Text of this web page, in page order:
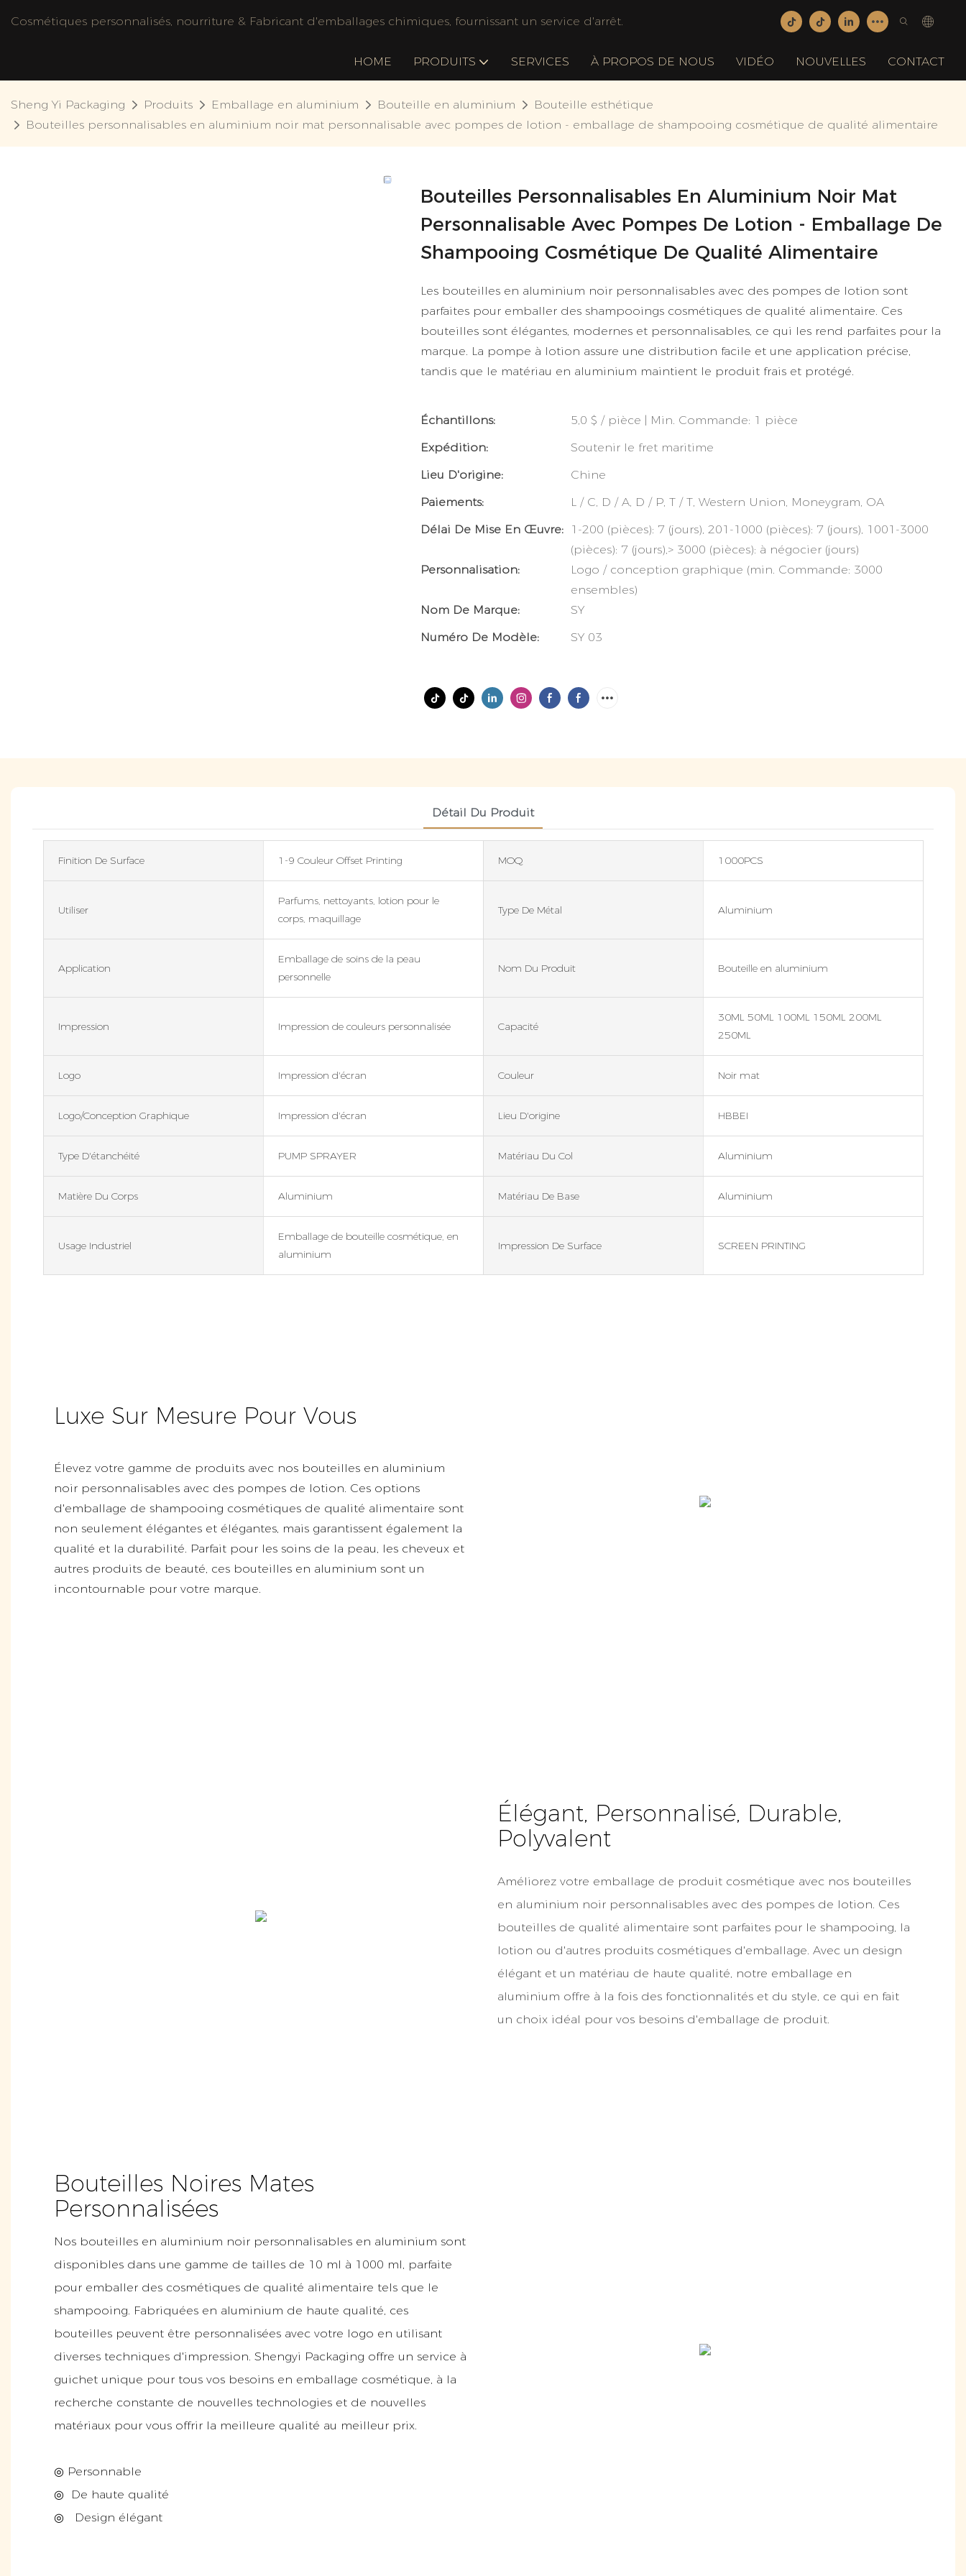
Cosmétiques personnalisés, nourriture & Fabricant d'emballages chimiques, fournissant un service d'arrêt.
HOME PRODUITS SERVICES À PROPOS DE NOUS VIDÉO NOUVELLES CONTACT
Sheng Yi Packaging Produits Emballage en aluminium Bouteille en aluminium
Bouteille esthétique
Bouteilles personnalisables en aluminium noir mat personnalisable avec pompes de lotion - emballage de shampooing cosmétique de qualité alimentaire
Bouteilles Personnalisables En Aluminium Noir Mat
Personnalisable Avec Pompes De Lotion - Emballage De
Shampooing Cosmétique De Qualité Alimentaire
Les bouteilles en aluminium noir personnalisables avec des pompes de lotion sont
parfaites pour emballer des shampooings cosmétiques de qualité alimentaire. Ces
bouteilles sont élégantes, modernes et personnalisables, ce qui les rend parfaites pour la
marque. La pompe à lotion assure une distribution facile et une application précise,
tandis que le matériau en aluminium maintient le produit frais et protégé.
Échantillons:
5,0 $ / pièce | Min. Commande: 1 pièce
Expédition:
Soutenir le fret maritime
Lieu D'origine:
Chine
Paiements:
L / C, D / A, D / P, T / T, Western Union, Moneygram, OA
Délai De Mise En Œuvre:
1-200 (pièces): 7 (jours), 201-1000 (pièces): 7 (jours), 1001-3000
(pièces): 7 (jours),> 3000 (pièces): à négocier (jours)
Personnalisation:
Logo / conception graphique (min. Commande: 3000
ensembles)
Nom De Marque:
SY
Numéro De Modèle:
SY 03
Détail Du Produit
Finition De Surface 1-9 Couleur Offset Printing MOQ 1000PCS
Utiliser
Parfums, nettoyants, lotion pour le
corps, maquillage
Type De Métal Aluminium
Application
Emballage de soins de la peau
personnelle
Nom Du Produit Bouteille en aluminium
Impression Impression de couleurs personnalisée Capacité
30ML 50ML 100ML 150ML 200ML
250ML
Logo Impression d'écran Couleur Noir mat
Logo/conception Graphique Impression d'écran Lieu D'origine HBBEI
Type D'étanchéité PUMP SPRAYER Matériau Du Col Aluminium
Matière Du Corps Aluminium Matériau De Base Aluminium
Usage Industriel
Emballage de bouteille cosmétique, en
aluminium
Impression De Surface SCREEN PRINTING
Luxe Sur Mesure Pour Vous
Élevez votre gamme de produits avec nos bouteilles en aluminium
noir personnalisables avec des pompes de lotion. Ces options
d'emballage de shampooing cosmétiques de qualité alimentaire sont
non seulement élégantes et élégantes, mais garantissent également la
qualité et la durabilité. Parfait pour les soins de la peau, les cheveux et
autres produits de beauté, ces bouteilles en aluminium sont un
incontournable pour votre marque.
Élégant, Personnalisé, Durable,
Polyvalent
Améliorez votre emballage de produit cosmétique avec nos bouteilles
en aluminium noir personnalisables avec des pompes de lotion. Ces
bouteilles de qualité alimentaire sont parfaites pour le shampooing, la
lotion ou d'autres produits cosmétiques d'emballage. Avec un design
élégant et un matériau de haute qualité, notre emballage en
aluminium offre à la fois des fonctionnalités et du style, ce qui en fait
un choix idéal pour vos besoins d'emballage de produit.
Bouteilles Noires Mates
Personnalisées
Nos bouteilles en aluminium noir personnalisables en aluminium sont
disponibles dans une gamme de tailles de 10 ml à 1000 ml, parfaite
pour emballer des cosmétiques de qualité alimentaire tels que le
shampooing. Fabriquées en aluminium de haute qualité, ces
bouteilles peuvent être personnalisées avec votre logo en utilisant
diverses techniques d'impression. Shengyi Packaging offre un service à
guichet unique pour tous vos besoins en emballage cosmétique, à la
recherche constante de nouvelles technologies et de nouvelles
matériaux pour vous offrir la meilleure qualité au meilleur prix.
◎ Personnable
◎
De haute qualité
◎
Design élégant